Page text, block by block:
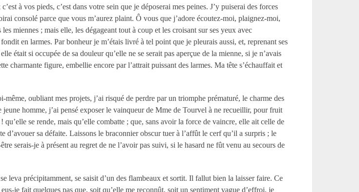
à vos pieds, c’est dans votre sein que je déposerai mes peines. J’y puiserai des forces
consolé parce que vous m’aurez plaint. Ô vous que j’adore écoutez-moi, plaignez-moi,
miennes ; mais elle, les dégageant tout à coup et les croisant sur ses yeux avec
en larmes. Par bonheur je m’étais livré à tel point que je pleurais aussi, et, reprenant ses
était si occupée de sa douleur qu’elle ne se serait pas aperçue de la mienne, si je n’avais
charmante figure, embellie encore par l’attrait puissant des larmes. Ma tête s’échauffait et
oubliant mes projets, j’ai risqué de perdre par un triomphe prématuré, le charme des
homme, j’ai pensé exposer le vainqueur de Mme de Tourvel à ne recueillir, pour fruit
se rende, mais qu’elle combatte ; que, sans avoir la force de vaincre, elle ait celle de
d’avouer sa défaite. Laissons le braconnier obscur tuer à l’affût le cerf qu’il a surpris ; le
serais-je à présent au regret de ne l’avoir pas suivi, si le hasard ne fût venu au secours de
leva précipitamment, se saisit d’un des flambeaux et sortit. Il fallut bien la laisser faire. Ce
je fait quelques pas que, soit qu’elle me reconnût, soit un sentiment vague d’effroi, je